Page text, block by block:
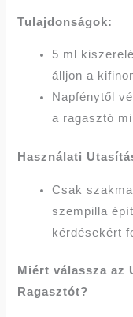
Tulajdonságok:
5 ml
álljon a
Napfénytől
a ragasztó
Használati
Csak
szempilla
kérdésekért
Miért válassza az
Ragasztót?